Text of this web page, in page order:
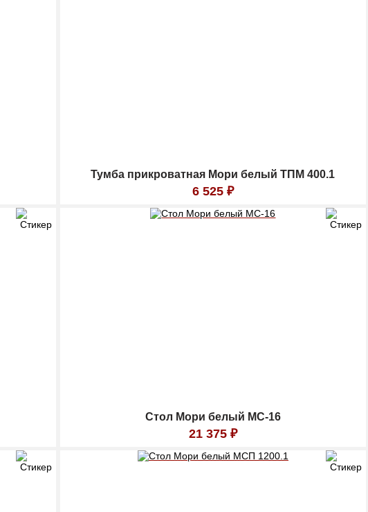
Тумба прикроватная Мори белый ТПМ 400.1
6 525 ₽
Стол Мори белый МС-16
21 375 ₽